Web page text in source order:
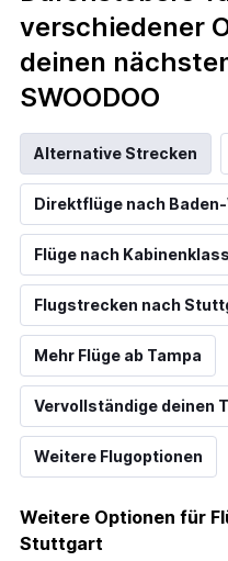
verschiedener
deinen
SWOODOO
Alternative Strecken
Direktflüge nach
Flüge nach
Flugstrecken nach
Mehr Flüge ab Tampa
Vervollständige deinen
Weitere Flugoptionen
Weitere Optionen für
Stuttgart